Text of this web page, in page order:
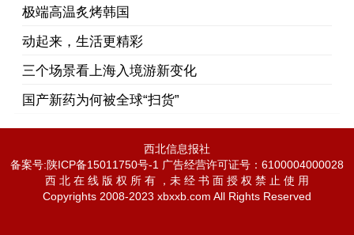
极端高温炙烤韩国
动起来，生活更精彩
三个场景看上海入境游新变化
国产新药为何被全球“扫货”
西北信息报社
备案号:陕ICP备15011750号-1 广告经营许可证号：6100004000028
西 北 在 线 版 权 所 有 ，未 经 书 面 授 权 禁 止 使 用
Copyrights 2008-2023 xbxxb.com All Rights Reserved